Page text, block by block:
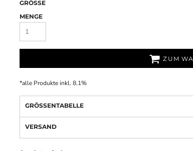
GRÖSSE
MENGE
ZUM
*alle Produkte inkl. 8.1%
GRÖSSENTABELLE
VERSAND